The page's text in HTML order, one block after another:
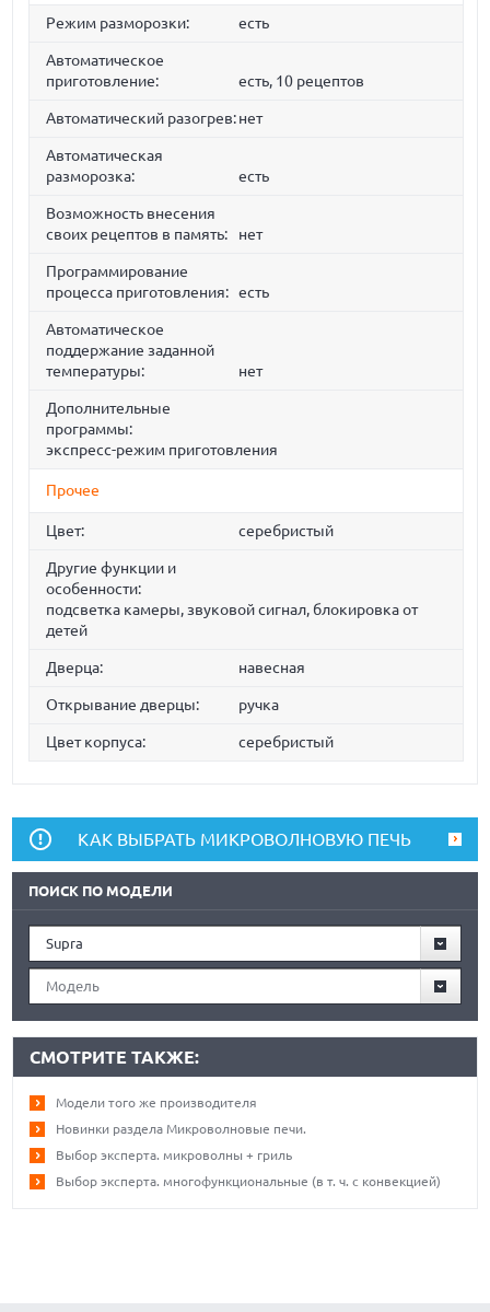
Режим разморозки: есть
Автоматическое
приготовление:
есть, 10 рецептов
Автоматический разогрев:нет
Автоматическая
разморозка:
есть
Возможность внесения
своих рецептов в память:
нет
Программирование
процесса приготовления: есть
Автоматическое
поддержание заданной
температуры:
нет
Дополнительные
программы:
экспресс-режим приготовления
Прочее
Цвет: серебристый
Другие функции и
особенности:
подсветка камеры, звуковой сигнал, блокировка от
детей
Дверца: навесная
Открывание дверцы: ручка
Цвет корпуса: серебристый
КАК ВЫБРАТЬ МИКРОВОЛНОВУЮ ПЕЧЬ
ПОИСК ПО МОДЕЛИ
Supra
Модель
СМОТРИТЕ ТАКЖЕ:
Модели того же производителя
Новинки раздела Микроволновые печи.
Выбор эксперта. микроволны + гриль
Выбор эксперта. многофункциональные (в т. ч. с конвекцией)